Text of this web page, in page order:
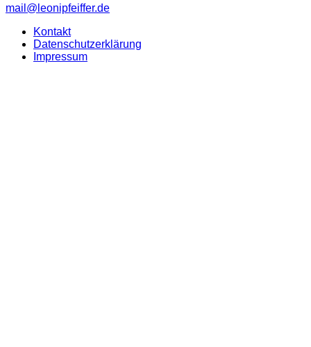
mail@leonipfeiffer.de
Kontakt
Datenschutzerklärung
Impressum